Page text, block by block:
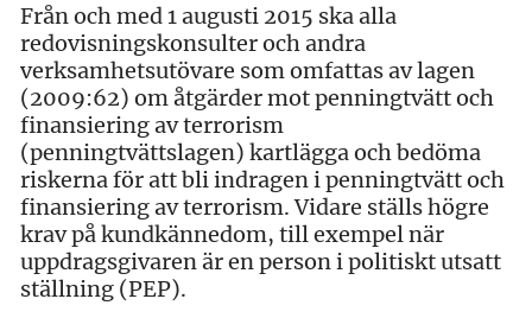
Från och med 1 augusti 2015 ska alla
redovisningskonsulter och andra
verksamhetsutövare som omfattas av lagen
(2009:62) om åtgärder mot penningtvätt och
finansiering av terrorism
(penningtvättslagen) kartlägga och bedöma
riskerna för att bli indragen i penningtvätt och
finansiering av terrorism. Vidare ställs högre
krav på kundkännedom, till exempel när
uppdragsgivaren är en person i politiskt utsatt
ställning (PEP).